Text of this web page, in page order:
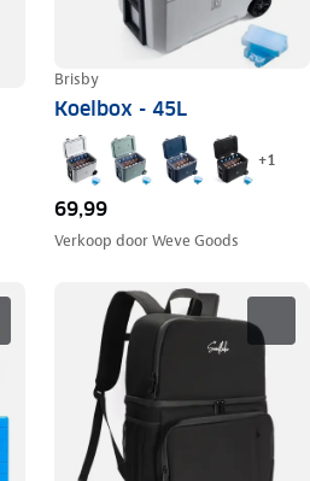
Brisby
Koelbox - 45L
+1
69,99
Verkoop doorWeve Goods